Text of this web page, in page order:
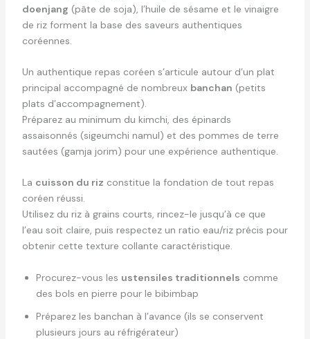
doenjang (pâte de soja), l’huile de sésame et le vinaigre
de riz forment la base des saveurs authentiques
coréennes.
Un authentique repas coréen s’articule autour d’un plat
principal accompagné de nombreux banchan (petits
plats d’accompagnement).
Préparez au minimum du kimchi, des épinards
assaisonnés (sigeumchi namul) et des pommes de terre
sautées (gamja jorim) pour une expérience authentique.
La cuisson du riz constitue la fondation de tout repas
coréen réussi.
Utilisez du riz à grains courts, rincez-le jusqu’à ce que
l’eau soit claire, puis respectez un ratio eau/riz précis pour
obtenir cette texture collante caractéristique.
Procurez-vous les ustensiles traditionnels comme
des bols en pierre pour le bibimbap
Préparez les banchan à l’avance (ils se conservent
plusieurs jours au réfrigérateur)